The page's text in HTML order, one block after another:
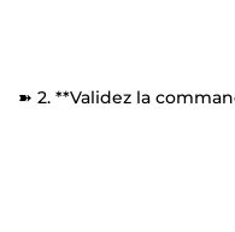
➽ 2. **Validez la